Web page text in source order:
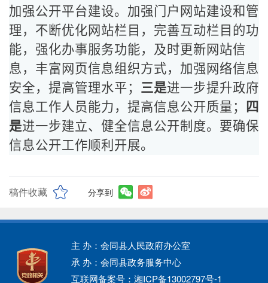
加强公开平台建设。加强门户网站建设和管
理，不断优化网站栏目，完善互动栏目的功
能，强化办事服务功能，及时更新网站信
息，丰富网页信息组织方式，加强网络信息
安全，提高管理水平； 三是进一步提升政府
信息工作人员能力，提高信息公开质量；
四
是进一步建立、健全信息公开制度。要确保
信息公开工作顺利开展。
稿件收藏 分享到
主 办：会同县人民政府办公室
承 办：会同县政务服务中心
互联网备案号：湘ICP备13002797号-1